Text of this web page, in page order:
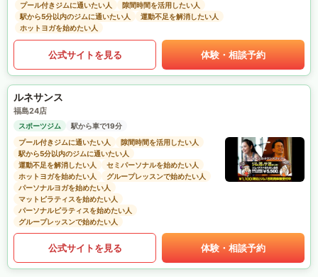
プール付きジムに通いたい人
隙間時間を活用したい人
駅から5分以内のジムに通いたい人
運動不足を解消したい人
ホットヨガを始めたい人
公式サイトを見る 体験・相談予約
ルネサンス
福島24店
スポーツジム
駅から車で19分
プール付きジムに通いたい人
隙間時間を活用したい人
駅から5分以内のジムに通いたい人
運動不足を解消したい人
セミパーソナルを始めたい人
ホットヨガを始めたい人
グループレッスンで始めたい人
パーソナルヨガを始めたい人
マットピラティスを始めたい人
パーソナルピラティスを始めたい人
グループレッスンで始めたい人
公式サイトを見る 体験・相談予約